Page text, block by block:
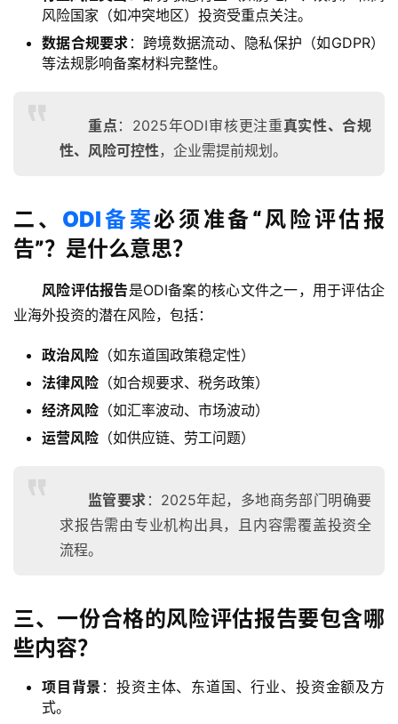
风险国家（如冲突地区）投资受重点关注。
数据合规要求 ：跨境数据流动、隐私保护（如GDPR）
等法规影响备案材料完整性。
重点 ：2025年ODI审核更注重真实性、合规
性、风险可控性，企业需提前规划。
二、 ODI备案必须准备“风险评估报
告”？是什么意思？
风险评估报告是ODI备案的核心文件之一，用于评估企
业海外投资的潜在风险，包括：
政治风险 （如东道国政策稳定性）
法律风险 （如合规要求、税务政策）
经济风险 （如汇率波动、市场波动）
运营风险 （如供应链、劳工问题）
监管要求 ：2025年起，多地商务部门明确要
求报告需由专业机构出具，且内容需覆盖投资全
流程。
三、一份合格的风险评估报告要包含哪
些内容？
项目背景 ：投资主体、东道国、行业、投资金额及方
式。